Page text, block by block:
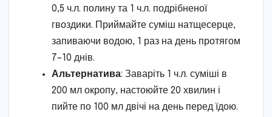
0,5 ч.л. полину та 1 ч.л. подрібненої
гвоздики. Приймайте суміш натщесерце,
запиваючи водою, 1 раз на день протягом
7–10 днів.
Альтернатива: Заваріть 1 ч.л. суміші в
200 мл окропу, настоюйте 20 хвилин і
пийте по 100 мл двічі на день перед їдою.